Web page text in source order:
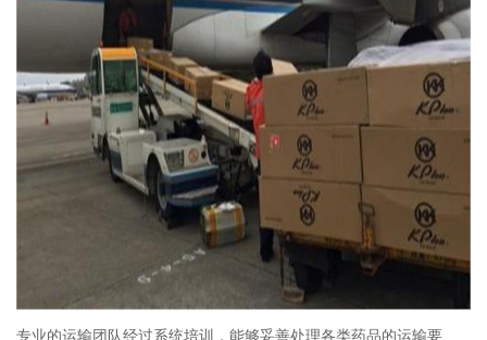
专业的运输团队经过系统培训，能够妥善处理各类药品的运输要